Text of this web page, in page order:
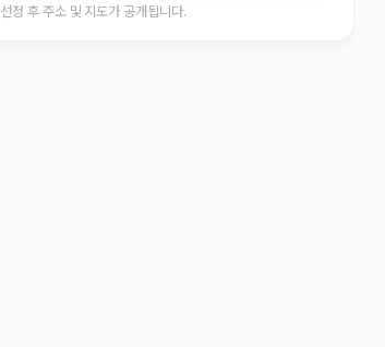
선정 후 주소 및 지도가 공개됩니다.